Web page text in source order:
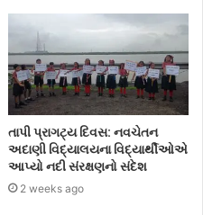
તાપી પ્રાગટ્ય દિવસ: નવચેતન
અદાણી વિદ્યાલયના વિદ્યાર્થીઓએ
આપ્યો નદી સંરક્ષણનો સંદેશ
2 weeks ago